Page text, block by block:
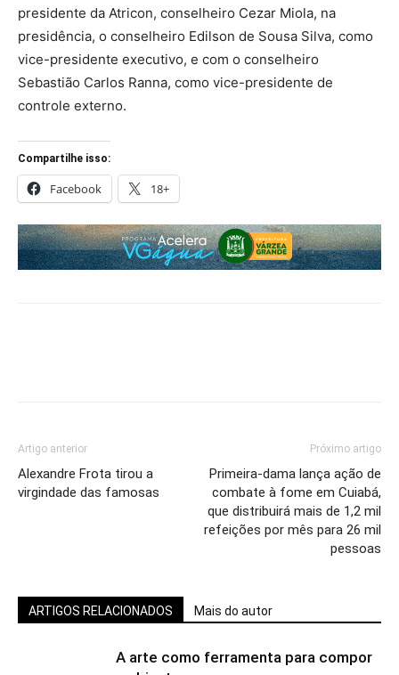
presidente da Atricon, conselheiro Cezar Miola, na
presidência, o conselheiro Edilson de Sousa Silva, como
vice-presidente executivo, e com o conselheiro
Sebastião Carlos Ranna, como vice-presidente de
controle externo.
Compartilhe isso:
Facebook 18+
Artigo anterior
Alexandre Frota tirou a
virgindade das famosas
Próximo artigo
Primeira-dama lança ação de
combate à fome em Cuiabá,
que distribuirá mais de 1,2 mil
refeições por mês para 26 mil
pessoas
ARTIGOS RELACIONADOS Mais do autor
A arte como ferramenta para compor